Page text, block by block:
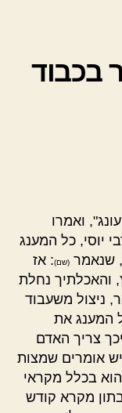
בכבוד
ואמרו
יוסי, כל המענג
שנאמר (שם): אז
והאכלתיך נחלת
ניצול משעבוד
המענג את
צריך האדם
אומרים שמצות
בכלל מקראי
מקרא קודש